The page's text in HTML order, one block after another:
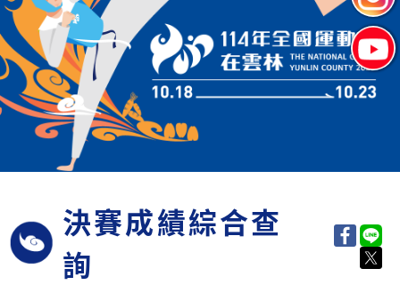
決賽成績綜合查
詢